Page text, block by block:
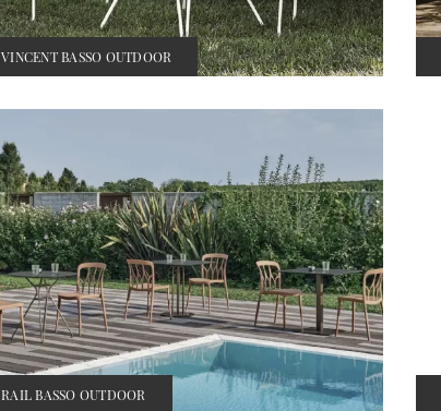
VINCENT BASSO OUTDOOR
RAIL BASSO OUTDOOR